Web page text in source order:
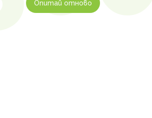
Опитай отново